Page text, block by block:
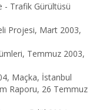
- Trafik Gürültüsü
Projesi, Mart 2003,
Temmuz 2003,
Maçka, İstanbul
Raporu, 26 Temmuz